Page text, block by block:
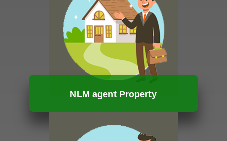
HUBUNGI KAMI
NLM agent Property